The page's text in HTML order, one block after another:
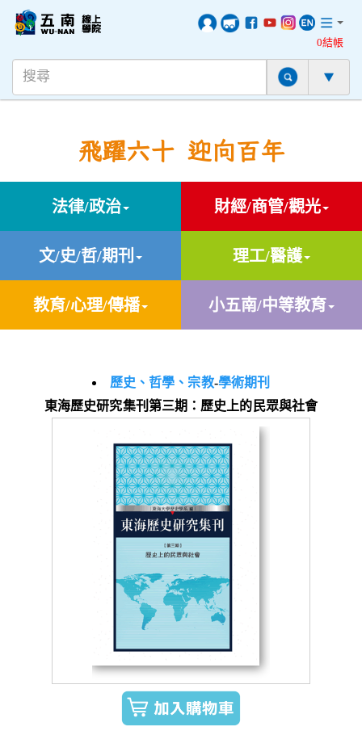
0結帳
飛躍六十 迎向百年
法律/政治 財經/商管/觀光
文/史/哲/期刊 理工/醫護
教育/心理/傳播 小五南/中等教育
歷史、哲學、宗教-學術期刊
東海歷史研究集刊第三期：歷史上的民眾與社會